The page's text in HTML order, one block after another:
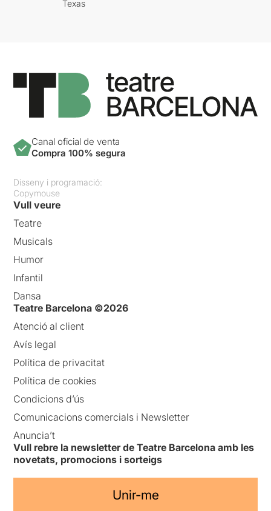
Texas
Canal oficial de venta
Compra 100% segura
Disseny i programació:
Copymouse
Vull veure
Teatre
Musicals
Humor
Infantil
Dansa
Teatre Barcelona ©2026
Atenció al client
Avís legal
Política de privacitat
Política de cookies
Condicions d’ús
Comunicacions comercials i Newsletter
Anuncia’t
Vull rebre la newsletter de Teatre Barcelona amb les
novetats, promocions i sorteigs
Unir-me